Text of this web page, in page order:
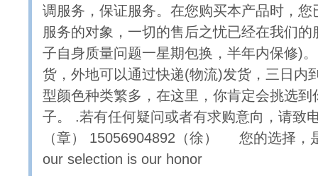
调服务，保证服务。在您购买本产品时，您
服务的对象，一切的售后之忧已经在我们的
子自身质量问题一星期包换，半年内保修)
货，外地可以通过快递(物流)发货，三日内
型颜色种类繁多，在这里，你肯定会挑选到
子。 .若有任何疑问或者有求购意向，请致
（章） 15056904892（徐） 您的选择，
our selection is our honor